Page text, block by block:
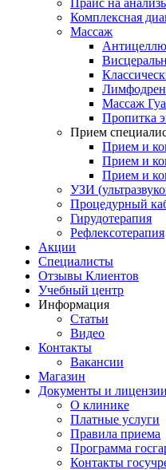
Прайс на
Комплексная
Массаж
Массаж
Пропитка
Прием
Прием и
Прием и
Прием и
УЗИ
Процедурный
Гирудотерапия
Рефлексотерапия
Акции
Специалисты
Отзывы Клиентов
Учебный центр
Информация
Статьи
Видео
Контакты
Вакансии
Магазин
Документы и лицензии
О клинике
Платные услуги
Правила приема
Программа
Контакты